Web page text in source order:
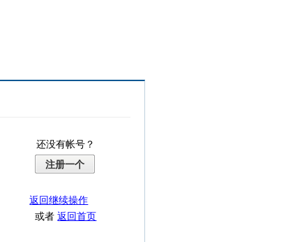
还没有帐号？
注册一个
返回继续操作
或者返回首页